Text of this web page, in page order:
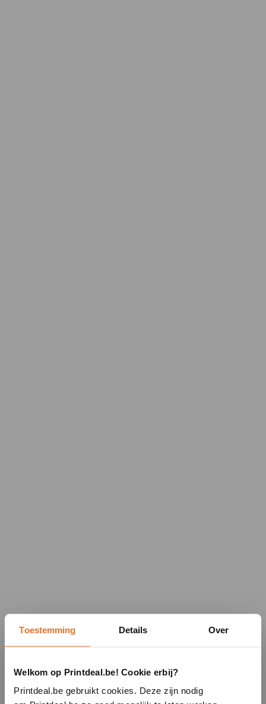
Toestemming Details Over
Welkom op Printdeal.be! Cookie erbij?
Printdeal.be gebruikt cookies. Deze zijn nodig